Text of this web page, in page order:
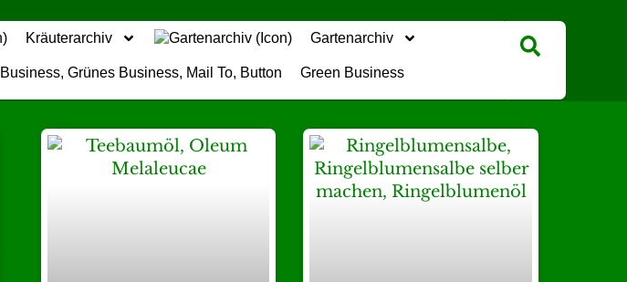
Kräuterarchiv Gartenarchiv
Green Business